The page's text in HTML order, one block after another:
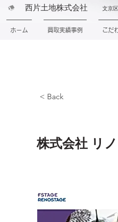
文京
西片土地株式会社
ホーム 買取実績事例 こだ
< Back
Recipe
株式会社 リ